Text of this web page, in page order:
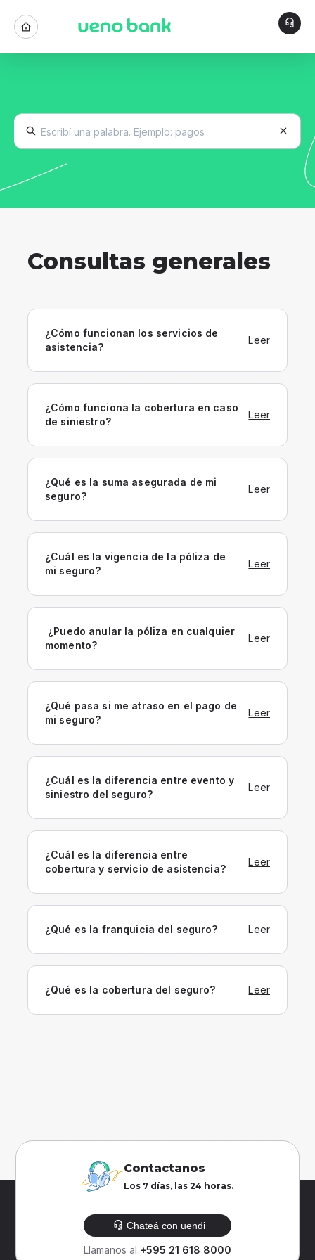
Consultas generales
¿Cómo funcionan los servicios de
asistencia?
Leer
¿Cómo funciona la cobertura en caso
de siniestro?
Leer
¿Qué es la suma asegurada de mi
seguro?
Leer
¿Cuál es la vigencia de la póliza de
mi seguro?
Leer
¿Puedo anular la póliza en cualquier
momento?
Leer
¿Qué pasa si me atraso en el pago de
mi seguro?
Leer
¿Cuál es la diferencia entre evento y
siniestro del seguro?
Leer
¿Cuál es la diferencia entre
cobertura y servicio de asistencia?
Leer
¿Qué es la franquicia del seguro? Leer
¿Qué es la cobertura del seguro? Leer
Contactanos
Los 7 días, las 24 horas.
Chateá con uendi
Llamanos al +595 21 618 8000